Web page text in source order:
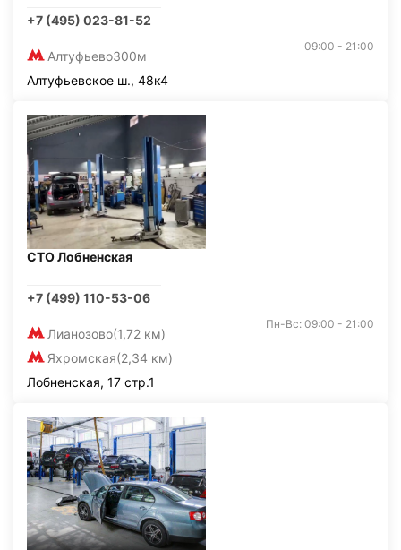
+7 (495) 023-81-52
Алтуфьево300м
09:00 - 21:00
Алтуфьевское ш., 48к4
СТО Лобненская
+7 (499) 110-53-06
Лианозово(1,72 км)
Яхромская(2,34 км)
Пн-Вс: 09:00 - 21:00
Лобненская, 17 стр.1